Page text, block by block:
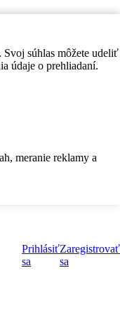
súhlas môžete udeliť
údaje o prehliadaní.
meranie reklamy a
Prihlásiť
sa
Zaregistrovať
sa